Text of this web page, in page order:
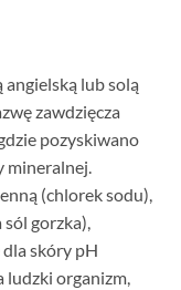
angielską lub solą
zawdzięcza
pozyskiwano
mineralnej.
(chlorek sodu),
gorzka),
skóry pH
ludzki organizm,